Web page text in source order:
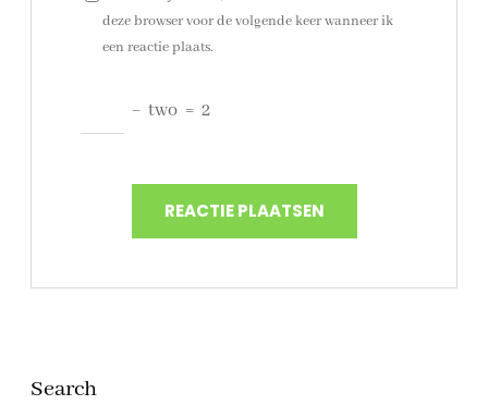
deze browser voor de volgende keer wanneer ik
een reactie plaats.
− two = 2
Search